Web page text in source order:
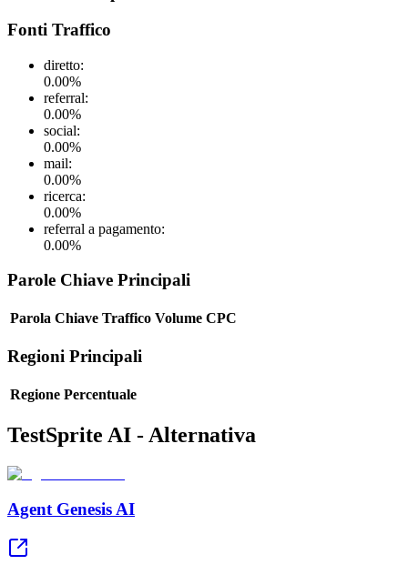
Fonti Traffico
diretto:
0.00%
referral:
0.00%
social:
0.00%
mail:
0.00%
ricerca:
0.00%
referral a pagamento:
0.00%
Parole Chiave Principali
Parola Chiave Traffico Volume CPC
Regioni Principali
Regione Percentuale
TestSprite AI - Alternativa
Agent Genesis AI